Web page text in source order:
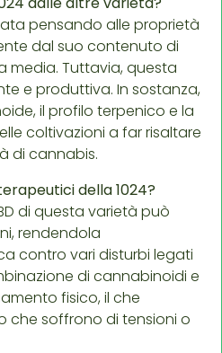
pensando alle proprietà
dal suo contenuto di
media. Tuttavia, questa
e produttiva. In sostanza,
il profilo terpenico e la
coltivazioni a far risaltare
di cannabis.
della 1024?
di questa varietà può
rendendola
contro vari disturbi legati
di cannabinoidi e
fisico, il che
che soffrono di tensioni o